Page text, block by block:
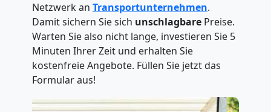
Netzwerk an Transportunternehmen.
Damit sichern Sie sich unschlagbarePreise.
Warten Sie also nicht lange, investieren Sie 5
Minuten Ihrer Zeit und erhalten Sie
kostenfreie Angebote. Füllen Sie jetzt das
Formular aus!